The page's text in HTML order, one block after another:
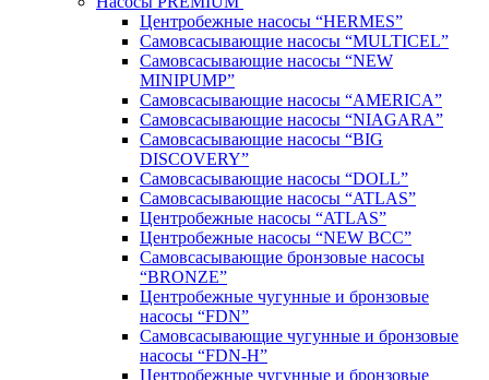
Центробежные насосы “HERMES”
Самовсасывающие насосы “MULTICEL”
Самовсасывающие насосы “NEW
MINIPUMP”
Самовсасывающие насосы “AMERICA”
Самовсасывающие насосы “NIAGARA”
Самовсасывающие насосы “BIG
DISCOVERY”
Самовсасывающие насосы “DOLL”
Самовсасывающие насосы “ATLAS”
Центробежные насосы “ATLAS”
Центробежные насосы “NEW BCC”
Самовсасывающие бронзовые насосы
“BRONZE”
Центробежные чугунные и бронзовые
насосы “FDN”
Самовсасывающие чугунные и бронзовые
насосы “FDN-Н”
Центробежные чугунные и бронзовые